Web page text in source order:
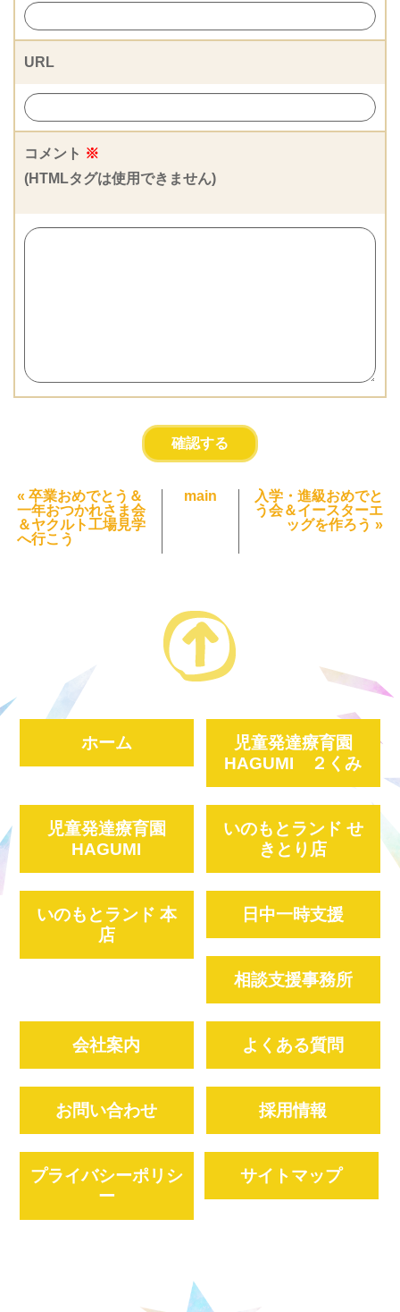
URL
コメント ※
(HTMLタグは使用できません)
« 卒業おめでとう＆
一年おつかれさま会
＆ヤクルト工場見学
へ行こう
main
入学・進級おめでと
う会＆イースターエ
ッグを作ろう »
ホーム
児童発達療育園
HAGUMI ２くみ
児童発達療育園
HAGUMI
いのもとランド せ
きとり店
いのもとランド 本
店
日中一時支援
相談支援事務所
会社案内 よくある質問
お問い合わせ 採用情報
プライバシーポリシ
ー
サイトマップ